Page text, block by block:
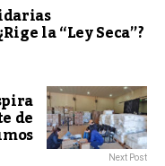
la “Ley Seca”?
de
Next Post